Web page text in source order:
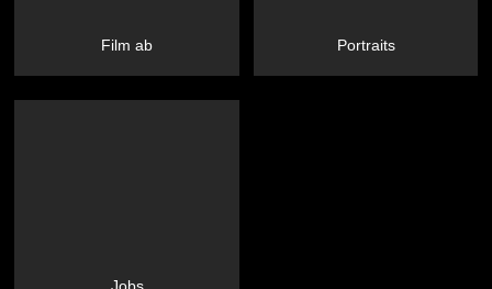
Film ab Portraits
Jobs